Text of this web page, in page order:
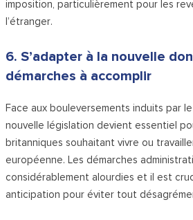
imposition, particulièrement pour les
l’étranger.
6. S’adapter à la nouvelle
démarches à accomplir
Face aux bouleversements induits par
nouvelle législation devient essentiel
britanniques souhaitant vivre ou
européenne. Les démarches
considérablement alourdies et il est
anticipation pour éviter tout